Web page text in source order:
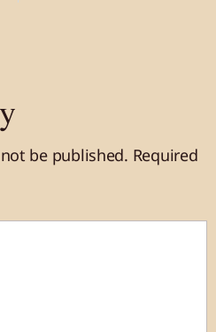
be published. Required